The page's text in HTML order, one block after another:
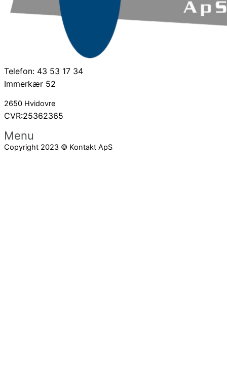
Telefon: 43 53 17 34
Immerkær 52
2650 Hvidovre
CVR:25362365
Menu
Copyright 2023 © Kontakt ApS